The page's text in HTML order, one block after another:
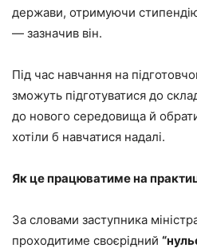
держави, отримуючи
— зазначив він.
Під час навчання на
зможуть підготуватися до
до нового середовища й
хотіли б навчатися надалі.
Як це працюватиме на
За словами заступника
проходитиме своєрідний